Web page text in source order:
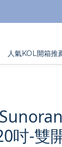
人氣KOL開箱推
吋-雙